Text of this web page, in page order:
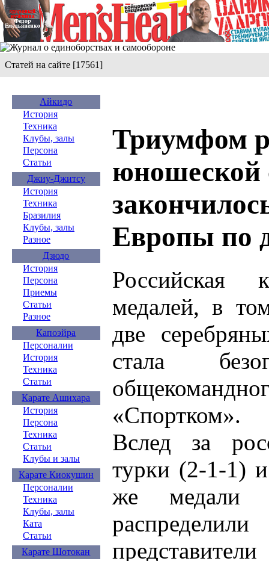
Статей на сайте [17561]
Айкидо
История
Техника
Клубы, залы
Персона
Статьи
Джиу-Джитсу
История
Техника
Бразилия
Клубы, залы
Разное
Дзюдо
История
Персона
Приемы
Статьи
Разное
Капоэйра
Персоналии
История
Техника
Статьи
Карате Ашихара
История
Персона
Техника
Статьи
Клубы и залы
Карате Киокушин
Персоналии
Техника
Клубы, залы
Ката
Статьи
Карате Шотокан
Триумфом
юношеской
Европы по
Российская
медалей, в
две
стала
«Спортком».
Вслед за
турки (2-1-1)
же медали